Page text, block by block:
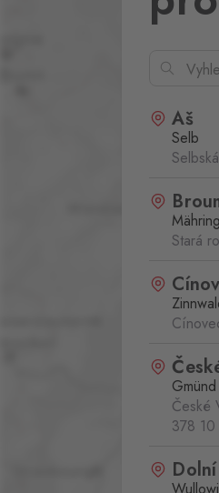
Aš
Selb
Mähring
Stará
Gmünd
České
378 10